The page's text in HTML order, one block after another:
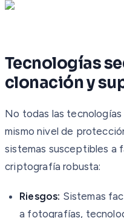
Tecnologías
clonación y
No todas las
mismo nivel de
sistemas susceptibles a
criptografía robusta:
Riesgos: Sistemas
a fotografías,